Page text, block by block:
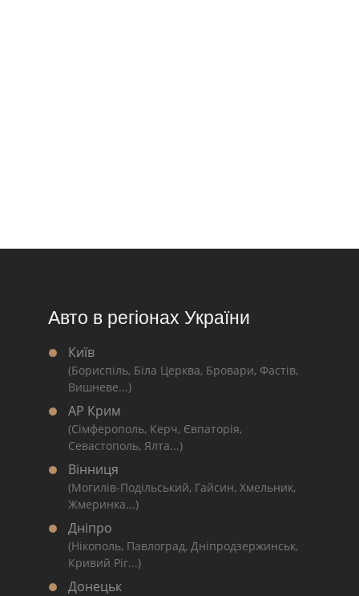
Авто в регіонах України
Київ
(Бориспіль, Біла Церква, Бровари, Фастів,
Вишневе...)
АР Крим
(Сімферополь, Керч, Євпаторія,
Севастополь, Ялта...)
Вінниця
(Могилів-Подільський, Гайсин, Хмельник,
Жмеринка...)
Дніпро
(Нікополь, Павлоград, Дніпродзержинськ,
Кривий Ріг...)
Донецьк